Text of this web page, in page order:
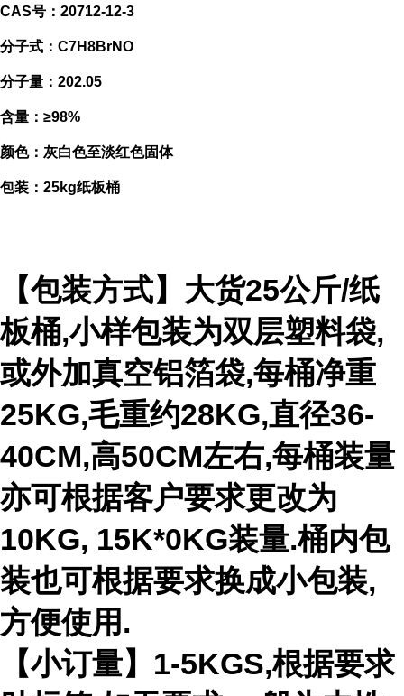
CAS号：20712-12-3
分子式：C7H8BrNO
分子量：202.05
含量：≥98%
颜色：灰白色至淡红色固体
包装：25kg纸板桶
【包装方式】大货25公斤/纸
板桶,小样包装为双层塑料袋,
或外加真空铝箔袋,每桶净重
25KG,毛重约28KG,直径36-
40CM,高50CM左右,每桶装量
亦可根据客户要求更改为
10KG, 15K*0KG装量.桶内包
装也可根据要求换成小包装,
方便使用.
【小订量】1-5KGS,根据要求